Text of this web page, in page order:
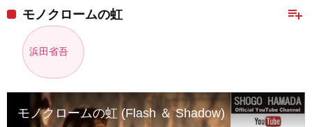
playlist_add
モノクロームの虹
浜田省吾
モノクロームの虹 (Flash ＆ Shadow)